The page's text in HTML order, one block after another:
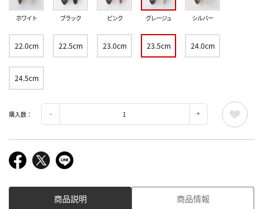
ホワイト ブラック ピンク グレージュ シルバー
22.0cm 22.5cm 23.0cm 23.5cm 24.0cm
24.5cm
購入数：
商品説明 商品情報